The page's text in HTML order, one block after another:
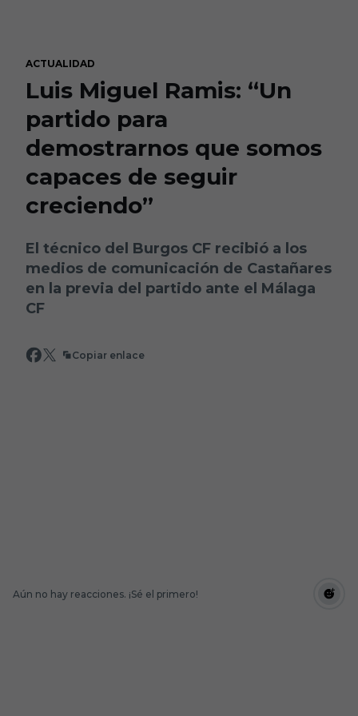
ACTUALIDAD
Luis Miguel Ramis: “Un
partido para
demostrarnos que somos
capaces de seguir
creciendo”
El técnico del Burgos CF recibió a los
medios de comunicación de Castañares
en la previa del partido ante el Málaga
CF
Copiar enlace
Aún no hay reacciones. ¡Sé el primero!